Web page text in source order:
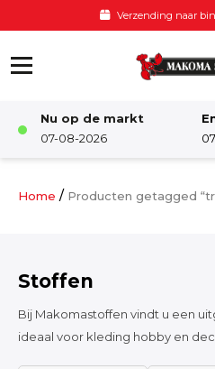
Verzending naar
Nu op de markt
07-08-2026
Home / Producten getagged
Stoffen
Bij Makomastoffen vindt u een
ideaal voor kleding hobby en